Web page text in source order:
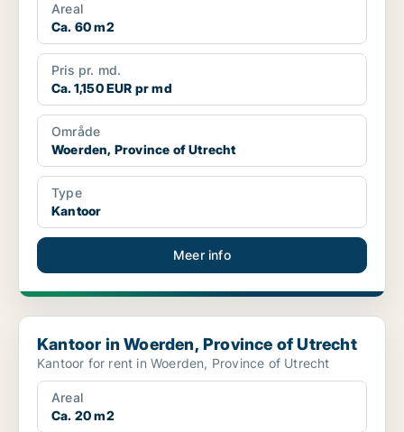
Areal
Ca. 60 m2
Pris pr. md.
Ca. 1,150 EUR pr md
Område
Woerden, Province of Utrecht
Type
Kantoor
Meer info
Kantoor in Woerden, Province of Utrecht
Kantoor in Woerden, Province of Utrecht
Kantoor for rent in Woerden, Province of Utrecht
Areal
Ca. 20 m2